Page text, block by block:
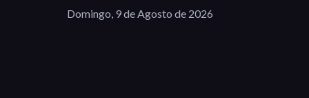
Domingo, 9 de Agosto de 2026